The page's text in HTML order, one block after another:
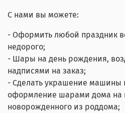
С нами вы можете:
- Оформить любой праздник
недорого;
- Шары на день рождения,
надписями на заказ;
- Сделать украшение машины
оформление шарами дома на
новорожденного из роддома;